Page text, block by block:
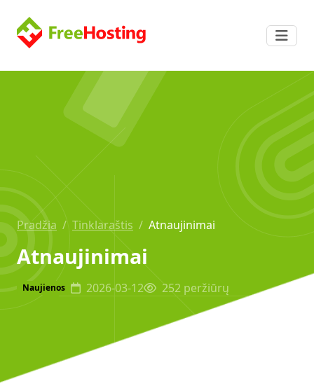
Pradžia / Tinklaraštis / Atnaujinimai
Atnaujinimai
Naujienos 2026-03-12 252 peržiūrų